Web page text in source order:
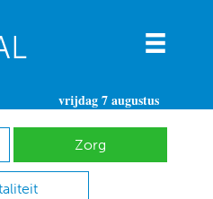
vrijdag 7 augustus
Zorg